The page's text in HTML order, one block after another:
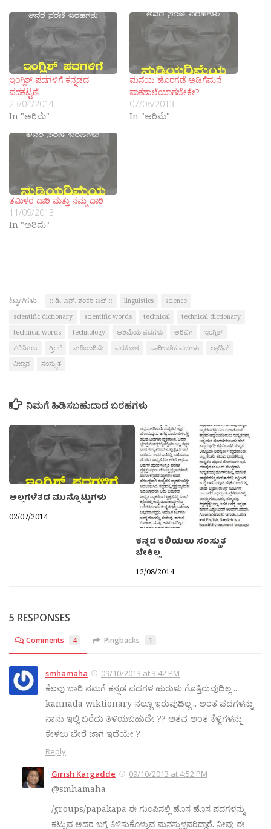
ಇಂಗ್ಲಿಶ್ ಪದಗಳಿಗೆ ಕನ್ನಡದ
ಪದಕಟ್ಟಣೆ
23/04/2014
In "ಅರಿಮೆ"
ಮನೆಯ ಹೊರಗಡೆ ಅಡಿಗೆಮನೆ
ಪಾಕಶಾಲೆಯಾಗಬೇಕೇ?
07/08/2013
In "ಅರಿಮೆ"
ತಮಿಳರ ದಾರಿ ಮತ್ತು ನಮ್ಮ ದಾರಿ
11/09/2013
In "ಅರಿಮೆ"
ಟ್ಯಾಗ್‌ಗಳು: :: ಡಿ. ಎನ್. ಶಂಕರ ಬಟ್ :: linguistics
science
scientific dictionary
scientific words technical
technical dictionary
technical words
technology ಅರಿಮೆಯ ಪದಗಳು ಅರಿವಿಗ
ಇಂಗ್ಲಿಶ್‌
ಕಲಿವಿಗರು
ಗ್ರೀಕ್ ನುಡಿಯರಿಮೆ ಪದಕೋಶ ಪಾರಿಬಾಶಿಕ ಪದಗಳು
ಲ್ಯಾಟಿನ್
ವಿಜ್ನಾನ
ಸಂಸ್ಕ್ರುತ
ನಿಮಗೆ ಹಿಡಿಸಬಹುದಾದ ಬರಹಗಳು
ಅಲ್ಲಗಳೆತದ ಮುನ್ನೊಟ್ಟುಗಳು
02/07/2014
ಕನ್ನಡ ಕಲಿಯಲು ಸಂಸ್ಕ್ರುತ
ಬೇಕಿಲ್ಲ
12/08/2014
5 RESPONSES
Comments 4 Pingbacks 1
smhamaha 09/10/2013 at 3:42 PM
ಕೆಲವು ಬಾರಿ ನಮಗೆ ಕನ್ನಡ ಪದಗಳ ಹುರುಳು ಗೊತ್ತಿರುವುದಿಲ್ಲ ..
kannada wiktionary ನಲ್ಲೂ ಇರುವುದಿಲ್ಲ .. ಅಂತ ಪದಗಳನ್ನು
ನಾನು ಇಲ್ಲಿ ಬರೆದು ತಿಳಿಯಬಹುದೇ ?? ಅತವ ಅಂತ ಕೆಳ್ವಿಗಳನ್ನು
ಕೇಳಲು ಬೇರೆ ಜಾಗ ಇದೆಯೇ ?
Reply
Girish Kargadde 09/10/2013 at 4:52 PM
@smhamaha
/groups/papakapa ಈ ಗುಂಪಿನಲ್ಲಿ ಹೊಸ ಹೊಸ ಪದಗಳನ್ನು
ಕಟ್ಟುವ ಅದರ ಬಗ್ಗೆ ತಿಳಿಸುಕೊಳ್ಳುವ ಮನಸ್ಸುಳ್ಳವರಿದ್ದಾರೆ. ನೀವು ಈ